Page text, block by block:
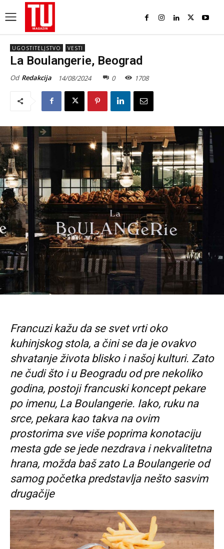
UGOSTITELJSTVO VESTI
La Boulangerie, Beograd
Od Redakcija 14/08/2024 0 1708
Francuzi kažu da se svet vrti oko
kuhinjskog stola, a čini se da je ovakvo
shvatanje života blisko i našoj kulturi. Zato
ne čudi što i u Beogradu od pre nekoliko
godina, postoji francuski koncept pekare
po imenu, La Boulangerie. Iako, ruku na
srce, pekara kao takva na ovim
prostorima sve više poprima konotaciju
mesta gde se jede nezdrava i nekvalitetna
hrana, možda baš zato La Boulangerie od
samog početka predstavlja nešto sasvim
drugačije